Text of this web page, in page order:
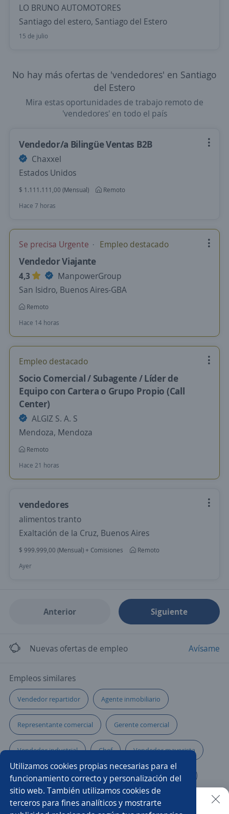
Utilizamos cookies propias necesarias para el
funcionamiento correcto y personalización del
sitio web. También utilizamos cookies de
terceros para fines analíticos y mostrarte
LO BRUNO AUTOMOTORES
Santiago del estero, Santiago del Estero
15 de julio
No hay más ofertas de 'vendedores' en Santiago
del Estero
Mira estas oportunidades de trabajo remoto de
'vendedores' en todo el país
Vendedor/a Bilingüe Ventas B2B
Chaxxel
Estados Unidos
$ 1.111.111,00 (Mensual)
Remoto
Hace 7 horas
Se precisa Urgente Empleo destacado
Vendedor Viajante
4,3
ManpowerGroup
San Isidro, Buenos Aires-GBA
Remoto
Hace 14 horas
Empleo destacado
Socio Comercial / Subagente / Líder de
Equipo con Cartera o Grupo Propio (Call
Center)
ALGIZ S. A. S
Mendoza, Mendoza
Remoto
Hace 21 horas
vendedores
alimentos tranto
Exaltación de la Cruz, Buenos Aires
$ 999.999,00 (Mensual) + Comisiones
Remoto
Ayer
Anterior Siguiente
Nuevas ofertas de empleo Avísame
Empleos similares
Vendedor repartidor Agente inmobiliario
Representante comercial Gerente comercial
Vendedor industrial Chef Vendedor mayorista
Representante de ventas Administrativo comercial
Vendedor comisionista